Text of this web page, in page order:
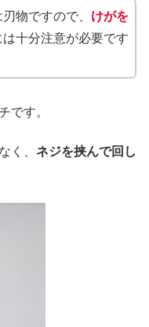
物ですので、 けがを
十分注意が必要です
です。
く、 ネジを挟んで回し